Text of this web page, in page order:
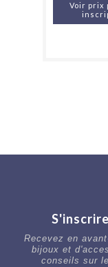
Voir prix
Recevez en
bijoux et
conseils sur